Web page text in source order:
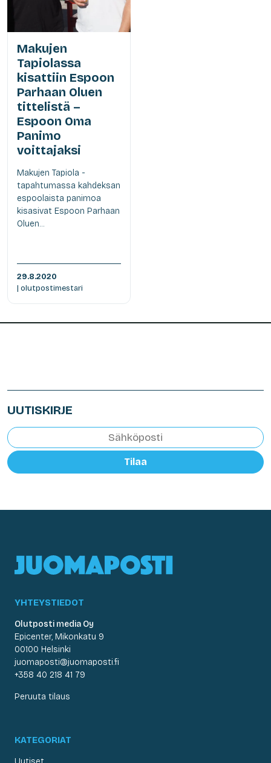
Makujen
Tapiolassa
kisattiin Espoon
Parhaan Oluen
tittelistä –
Espoon Oma
Panimo
voittajaksi
Makujen Tapiola -
tapahtumassa kahdeksan
espoolaista panimoa
kisasivat Espoon Parhaan
Oluen...
29.8.2020
| olutpostimestari
UUTISKIRJE
Tilaa
YHTEYSTIEDOT
Olutposti media Oy
Epicenter, Mikonkatu 9
00100 Helsinki
juomaposti@juomaposti.fi
+358 40 218 41 79
Peruuta tilaus
KATEGORIAT